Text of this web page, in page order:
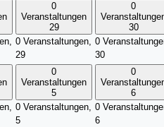
0
Veranstaltungen
29
0 Veranstaltungen,
29
0
30
0
30
0
Veranstaltungen
5
0 Veranstaltungen,
5
0
6
0
6